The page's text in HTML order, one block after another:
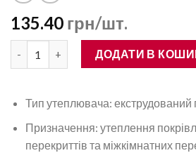
135.40 грн/шт.
Екструдований пінополістирол
ДОДАТИ В
Тип утеплювача: екструдований
Призначення: утеплення
перекриттів та міжкімнатних